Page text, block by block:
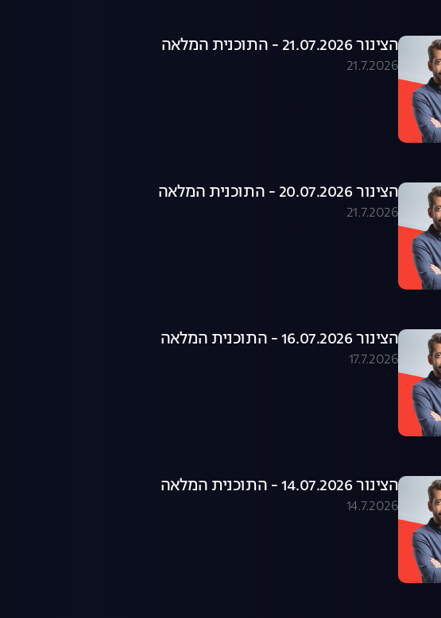
הצינור 21.07.2026 - התוכנית המלאה
21.7.2026
הצינור 20.07.2026 - התוכנית המלאה
21.7.2026
הצינור 16.07.2026 - התוכנית המלאה
17.7.2026
הצינור 14.07.2026 - התוכנית המלאה
14.7.2026